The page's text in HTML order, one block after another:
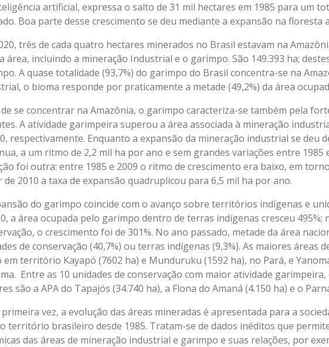
artificial, expressa o salto de 31 mil hectares em 1985 para um
Boa parte desse crescimento se deu mediante a expansão na floresta
três de cada quatro hectares minerados no Brasil estavam na
área, incluindo a mineração Industrial e o garimpo. São 149.393 ha;
A quase totalidade (93,7%) do garimpo do Brasil concentra-se na
o bioma responde por praticamente a metade (49,2%) da área
se concentrar na Amazônia, o garimpo caracteriza-se também pela
A atividade garimpeira superou a área associada à mineração
respectivamente. Enquanto a expansão da mineração industrial se deu
a um ritmo de 2,2 mil ha por ano e sem grandes variações entre 1985
foi outra: entre 1985 e 2009 o ritmo de crescimento era baixo, em
de 2010 a taxa de expansão quadruplicou para 6,5 mil ha por ano.
do garimpo coincide com o avanço sobre territórios indígenas e
a área ocupada pelo garimpo dentro de terras indígenas cresceu 495%;
o crescimento foi de 301%. No ano passado, metade da área
de conservação (40,7%) ou terras indígenas (9,3%). As maiores áreas
em território Kayapó (7602 ha) e Munduruku (1592 ha), no Pará, e
Entre as 10 unidades de conservação com maior atividade
são a APA do Tapajós (34.740 ha), a Flona do Amaná (4.150 ha) e o
primeira vez, a evolução das áreas mineradas é apresentada para a
território brasileiro desde 1985. Tratam-se de dados inéditos que
das áreas de mineração industrial e garimpo e suas relações, por